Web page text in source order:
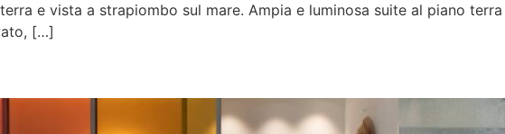
e vista a strapiombo sul mare. Ampia e luminosa suite al piano
[…]